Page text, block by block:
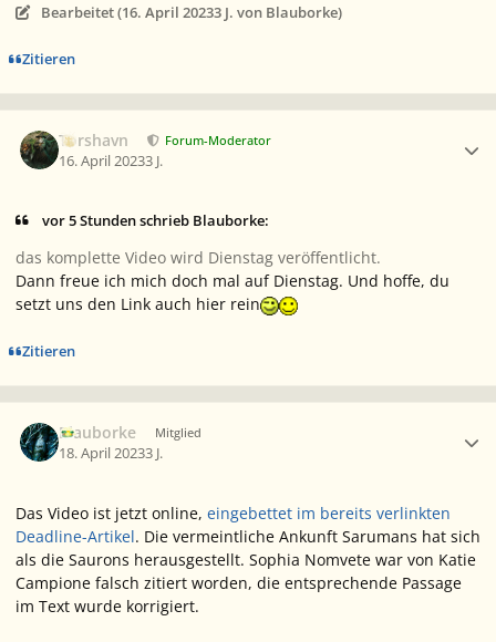
Bearbeitet (16. April 20233 J. von Blauborke)
Zitieren
Torshavn Forum-Moderator
16. April 20233 J.
vor 5 Stunden schrieb Blauborke:
das komplette Video wird Dienstag veröffentlicht.
Dann freue ich mich doch mal auf Dienstag. Und hoffe, du
setzt uns den Link auch hier rein
Zitieren
Blauborke Mitglied
18. April 20233 J.
Das Video ist jetzt online, eingebettet im bereits verlinkten
Deadline-Artikel. Die vermeintliche Ankunft Sarumans hat sich
als die Saurons herausgestellt. Sophia Nomvete war von Katie
Campione falsch zitiert worden, die entsprechende Passage
im Text wurde korrigiert.